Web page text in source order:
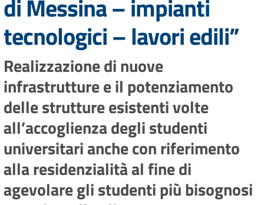
di Messina – impianti
tecnologici – lavori edili”
Realizzazione di nuove
infrastrutture e il potenziamento
delle strutture esistenti volte
all’accoglienza degli studenti
universitari anche con riferimento
alla residenzialità al fine di
agevolare gli studenti più bisognosi